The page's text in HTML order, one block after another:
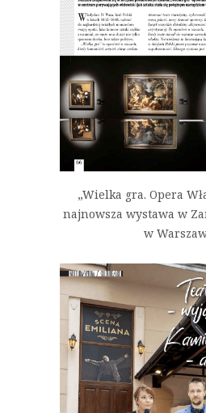
„Wielka gra. Opera
najnowsza wystawa w
w